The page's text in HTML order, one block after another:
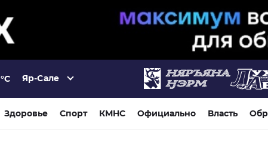
°C Яр-Сале
Здоровье Спорт КМНС Официально Власть